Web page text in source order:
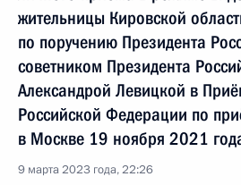
жительницы Кировской
по поручению Президента
советником Президента
Александрой Левицкой в
Российской Федерации по
в Москве 19 ноября 2021
9 марта 2023 года, 22:26